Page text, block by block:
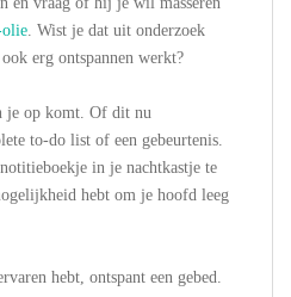
olie . Wist je dat uit onderzoek
erg ontspannen werkt?
je op komt. Of dit nu
to-do list of een gebeurtenis.
in je nachtkastje te
hebt om je hoofd leeg
hebt, ontspant een gebed.